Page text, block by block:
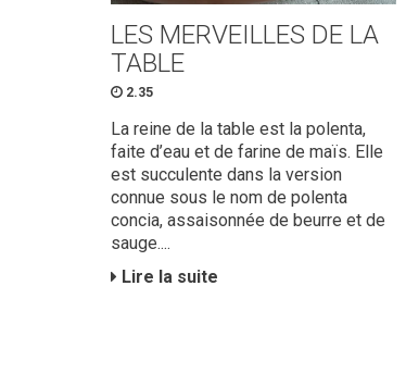
LES MERVEILLES DE LA
TABLE
2.35
La reine de la table est la polenta,
faite d’eau et de farine de maïs. Elle
est succulente dans la version
connue sous le nom de polenta
concia, assaisonnée de beurre et de
sauge....
Lire la suite